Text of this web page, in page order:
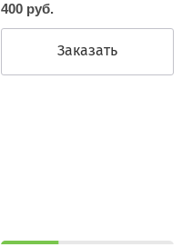
400 руб.
Заказать